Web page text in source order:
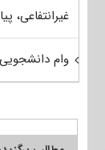
غیرانتفاعی،
وام